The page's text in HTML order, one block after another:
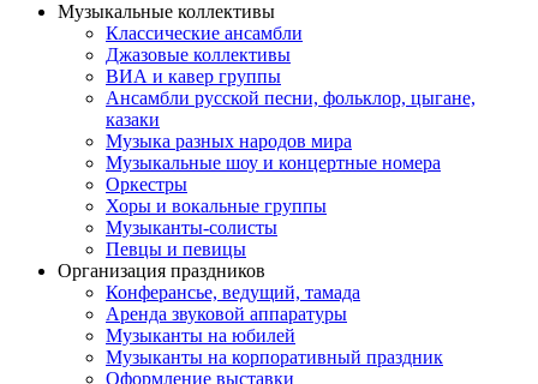
Музыкальные коллективы
Классические ансамбли
Джазовые коллективы
ВИА и кавер группы
Ансамбли русской песни, фольклор, цыгане,
казаки
Музыка разных народов мира
Музыкальные шоу и концертные номера
Оркестры
Хоры и вокальные группы
Музыканты-солисты
Певцы и певицы
Организация праздников
Конферансье, ведущий, тамада
Аренда звуковой аппаратуры
Музыканты на юбилей
Музыканты на корпоративный праздник
Оформление выставки